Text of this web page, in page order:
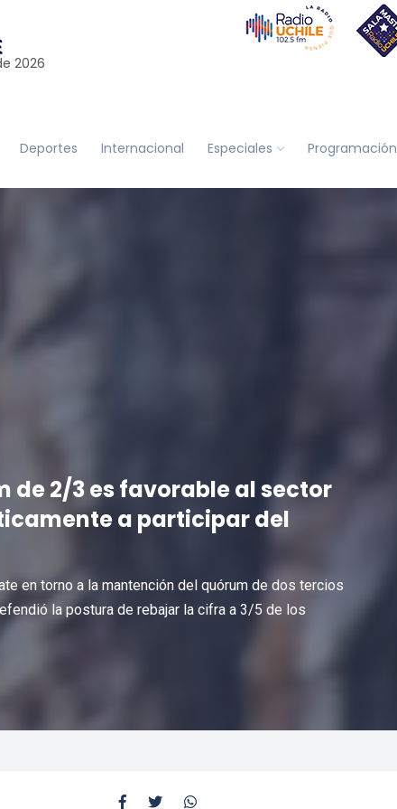
2026
Deportes Internacional Especiales Programación
de 2/3 es favorable al sector
a participar del
en torno a la mantención del quórum de dos tercios
la postura de rebajar la cifra a 3/5 de los